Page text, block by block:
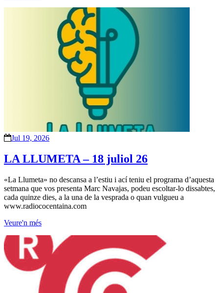
Jul 19, 2026
LA LLUMETA – 18 juliol 26
«La Llumeta» no descansa a l’estiu i ací teniu el programa d’aquesta
setmana que vos presenta Marc Navajas, podeu escoltar-lo dissabtes,
cada quinze dies, a la una de la vesprada o quan vulgueu a
www.radiococentaina.com
Veure'n més